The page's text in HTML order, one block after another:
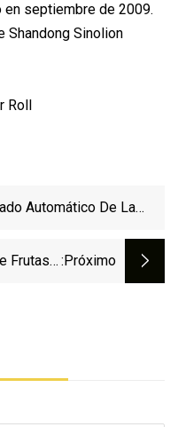
en septiembre de 2009.
Shandong Sinolion
Automático De La
Frutas Y :próximo